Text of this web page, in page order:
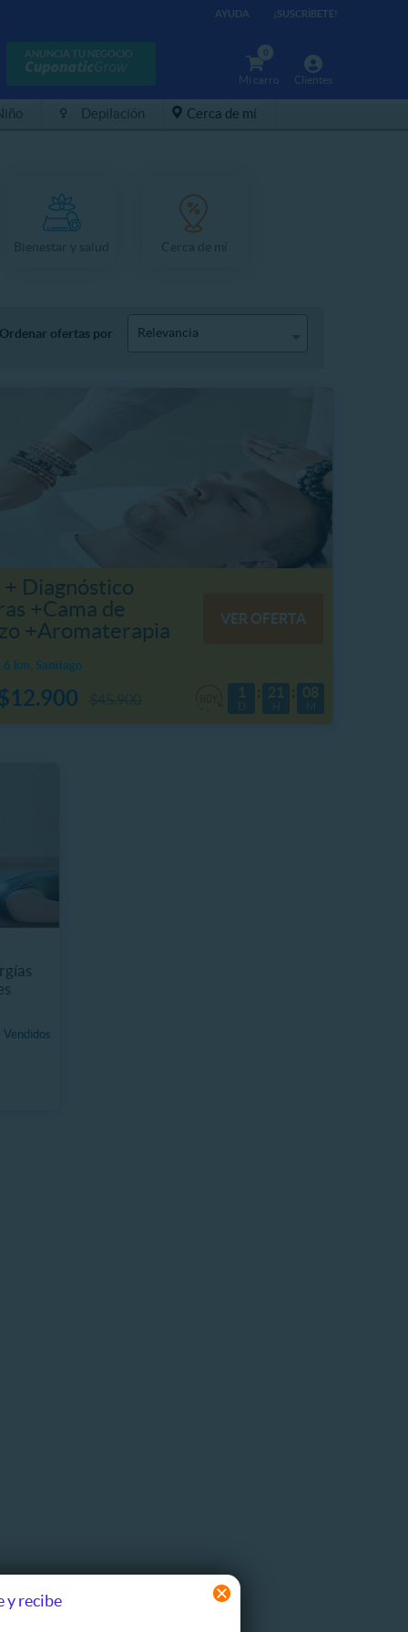
AYUDA ¡SUSCRÍBETE!
ANUNCIA TU NEGOCIO
Clientes
0
Mi carro
Depilación Cerca de mí
y recibe
Ordenar ofertas por Relevancia
+ Diagnóstico
+Cama de
+Aromaterapia
VER OFERTA
km, Santiago
1 21 08
Vendidos